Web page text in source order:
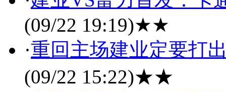
(09/22 19:19)★★
·重回主场建业定要打
(09/22 15:22)★★